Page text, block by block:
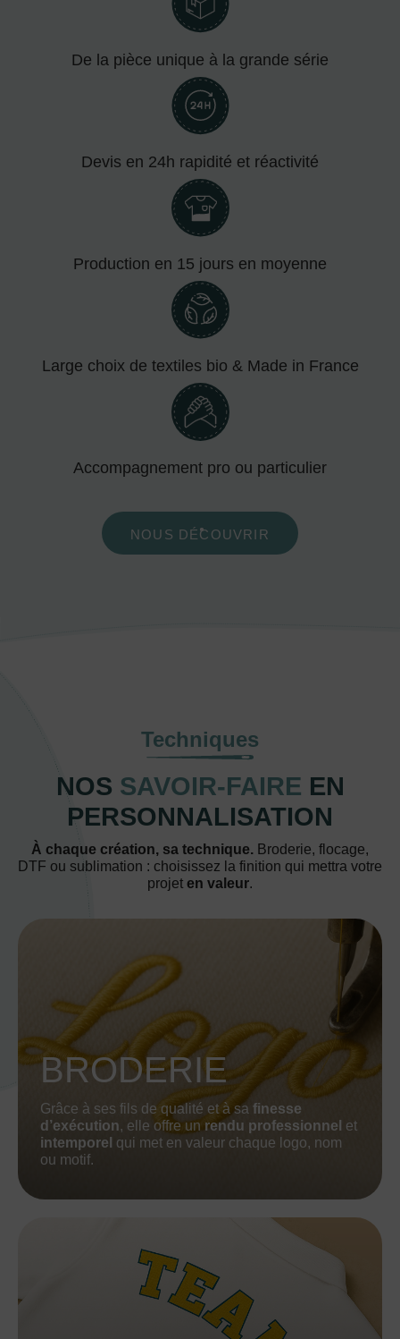
De la pièce unique à la grande série
Devis en 24h rapidité et réactivité
Production en 15 jours en moyenne
Large choix de textiles bio & Made in France
Accompagnement pro ou particulier
NOUS DÉCOUVRIR
Techniques
NOS SAVOIR-FAIRE EN
PERSONNALISATION
À chaque création, sa technique. Broderie, flocage,
DTF ou sublimation : choisissez la finition qui mettra votre
projet en valeur.
BRODERIE
Grâce à ses fils de qualité et à sa finesse
d’exécution, elle offre un rendu professionnel et
intemporel qui met en valeur chaque logo, nom
ou motif.